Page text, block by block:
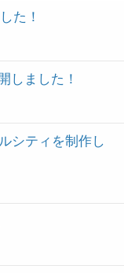
た！
しました！
シティを制作し